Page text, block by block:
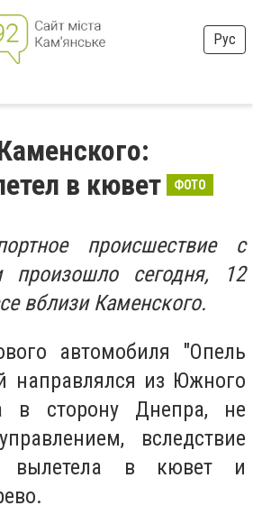
Рус
в кювет
ФОТО
происшествие с
произошло сегодня, 12
вблизи Каменского.
автомобиля "Опель
направлялся из Южного
в сторону Днепра, не
вследствие
вылетела в кювет и